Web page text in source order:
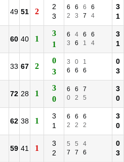
49 51 2
2
3
6 6 6
6
2
3 7 4
3
1
60 40 1
3
1
6 4 6
6
3
6 1 4
3
1
33 67 2
0
3
3 0
1
6
6 6
0
3
72 28 1
3
0
6 6
7
0
2 5
3
0
62 38 1
3
1
6 6
6
2
2 2
3
0
59 41 1
3
2
5 5
4
7
7 6
0
3